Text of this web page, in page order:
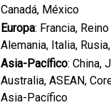
Canadá, México
Europa: Francia,
Alemania, Italia,
Asia-Pacífico: China,
Australia, ASEAN,
Asia-Pacífico